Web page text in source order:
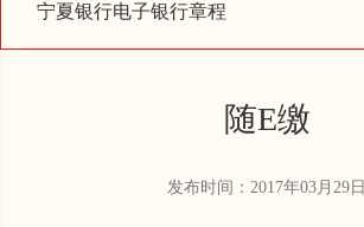
宁夏银行电子银行章程
随E缴
发布时间：2017年03月29日